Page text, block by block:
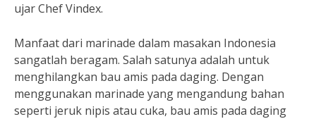
ujar Chef Vindex.
Manfaat dari marinade dalam masakan Indonesia
sangatlah beragam. Salah satunya adalah untuk
menghilangkan bau amis pada daging. Dengan
menggunakan marinade yang mengandung bahan
seperti jeruk nipis atau cuka, bau amis pada daging